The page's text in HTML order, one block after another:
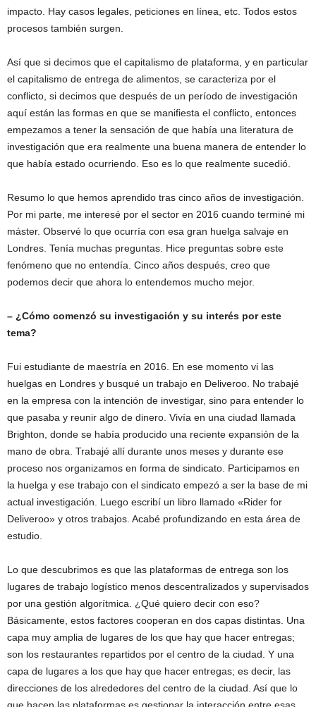
impacto. Hay casos legales, peticiones en línea, etc. Todos estos
procesos también surgen.
Así que si decimos que el capitalismo de plataforma, y en particular
el capitalismo de entrega de alimentos, se caracteriza por el
conflicto, si decimos que después de un período de investigación
aquí están las formas en que se manifiesta el conflicto, entonces
empezamos a tener la sensación de que había una literatura de
investigación que era realmente una buena manera de entender lo
que había estado ocurriendo. Eso es lo que realmente sucedió.
Resumo lo que hemos aprendido tras cinco años de investigación.
Por mi parte, me interesé por el sector en 2016 cuando terminé mi
máster. Observé lo que ocurría con esa gran huelga salvaje en
Londres. Tenía muchas preguntas. Hice preguntas sobre este
fenómeno que no entendía. Cinco años después, creo que
podemos decir que ahora lo entendemos mucho mejor.
– ¿Cómo comenzó su investigación y su interés por este
tema?
Fui estudiante de maestría en 2016. En ese momento vi las
huelgas en Londres y busqué un trabajo en Deliveroo. No trabajé
en la empresa con la intención de investigar, sino para entender lo
que pasaba y reunir algo de dinero. Vivía en una ciudad llamada
Brighton, donde se había producido una reciente expansión de la
mano de obra. Trabajé allí durante unos meses y durante ese
proceso nos organizamos en forma de sindicato. Participamos en
la huelga y ese trabajo con el sindicato empezó a ser la base de mi
actual investigación. Luego escribí un libro llamado «Rider for
Deliveroo» y otros trabajos. Acabé profundizando en esta área de
estudio.
Lo que descubrimos es que las plataformas de entrega son los
lugares de trabajo logístico menos descentralizados y supervisados
por una gestión algorítmica. ¿Qué quiero decir con eso?
Básicamente, estos factores cooperan en dos capas distintas. Una
capa muy amplia de lugares de los que hay que hacer entregas;
son los restaurantes repartidos por el centro de la ciudad. Y una
capa de lugares a los que hay que hacer entregas; es decir, las
direcciones de los alrededores del centro de la ciudad. Así que lo